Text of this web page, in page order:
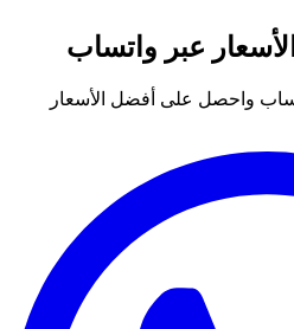
عبر واتساب
واحصل على أفضل الأسعار